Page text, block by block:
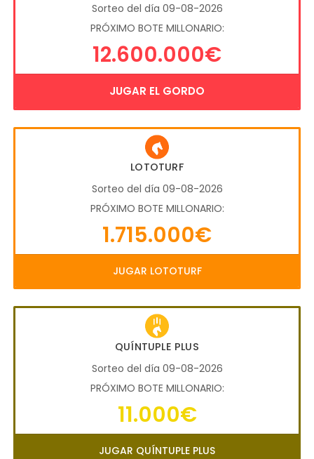
Sorteo del día 09-08-2026
PRÓXIMO BOTE MILLONARIO:
12.600.000€
JUGAR EL GORDO
LOTOTURF
Sorteo del día 09-08-2026
PRÓXIMO BOTE MILLONARIO:
1.715.000€
JUGAR LOTOTURF
QUÍNTUPLE PLUS
Sorteo del día 09-08-2026
PRÓXIMO BOTE MILLONARIO:
11.000€
JUGAR QUÍNTUPLE PLUS